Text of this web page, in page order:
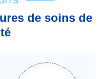
de soins de